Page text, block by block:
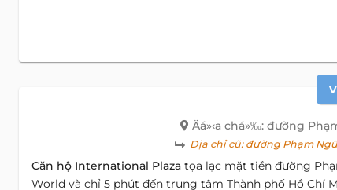
Äá»‹a chá»‰: đường
Địa chỉ cũ:đường Phạm Ngũ
Căn hộ International Plaza tọa lạc mặt tiền đường
World và chỉ 5 phút đến trung tâm Thành phố Hồ Chí